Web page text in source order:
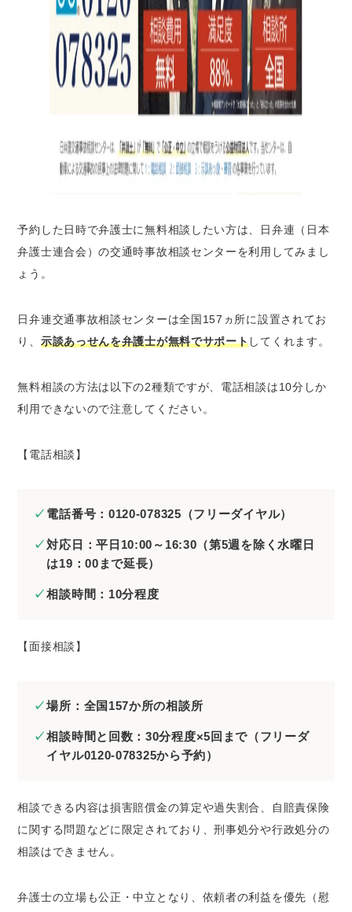
予約した日時で弁護士に無料相談したい方は、日弁連（日本
弁護士連合会）の交通時事故相談センターを利用してみまし
ょう。
日弁連交通事故相談センターは全国157ヵ所に設置されてお
り、 示談あっせんを弁護士が無料でサポートしてくれます。
無料相談の方法は以下の2種類ですが、電話相談は10分しか
利用できないので注意してください。
【電話相談】
電話番号：0120-078325（フリーダイヤル）
対応日：平日10:00～16:30（第5週を除く水曜日
は19：00まで延長）
相談時間：10分程度
【面接相談】
場所：全国157か所の相談所
相談時間と回数：30分程度×5回まで（フリーダ
イヤル0120-078325から予約）
相談できる内容は損害賠償金の算定や過失割合、自賠責保険
に関する問題などに限定されており、刑事処分や行政処分の
相談はできません。
弁護士の立場も公正・中立となり、依頼者の利益を優先（慰